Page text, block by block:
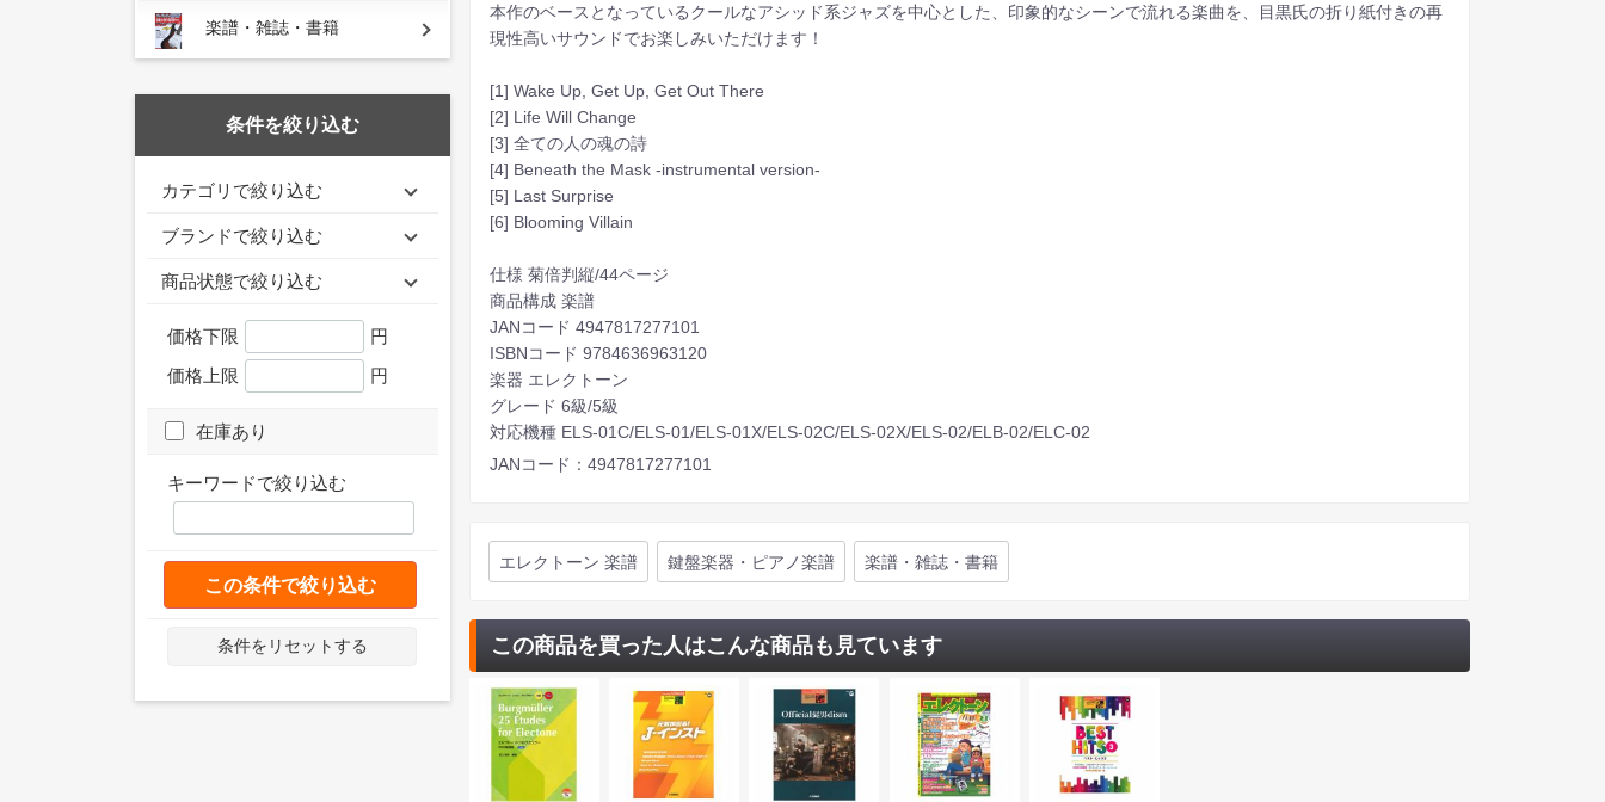
楽譜・雑誌・書籍
条件を絞り込む
カテゴリで絞り込む
ブランドで絞り込む
商品状態で絞り込む
価格下限
円
価格上限
円
在庫あり
キーワードで絞り込む
この条件で絞り込む
条件をリセットする
本作のベースとなっているクールなアシッド系ジャズを中心とした、印象的なシーンで流れる楽曲を、目黒氏の折り紙付きの再
現性高いサウンドでお楽しみいただけます！
[1] Wake Up, Get Up, Get Out There
[2] Life Will Change
[3] 全ての人の魂の詩
[4] Beneath the Mask -instrumental version-
[5] Last Surprise
[6] Blooming Villain
仕様 菊倍判縦/44ページ
商品構成 楽譜
JANコード 4947817277101
ISBNコード 9784636963120
楽器 エレクトーン
グレード 6級/5級
対応機種 ELS-01C/ELS-01/ELS-01X/ELS-02C/ELS-02X/ELS-02/ELB-02/ELC-02
JANコード：4947817277101
エレクトーン 楽譜 鍵盤楽器・ピアノ楽譜 楽譜・雑誌・書籍
この商品を買った人はこんな商品も見ています